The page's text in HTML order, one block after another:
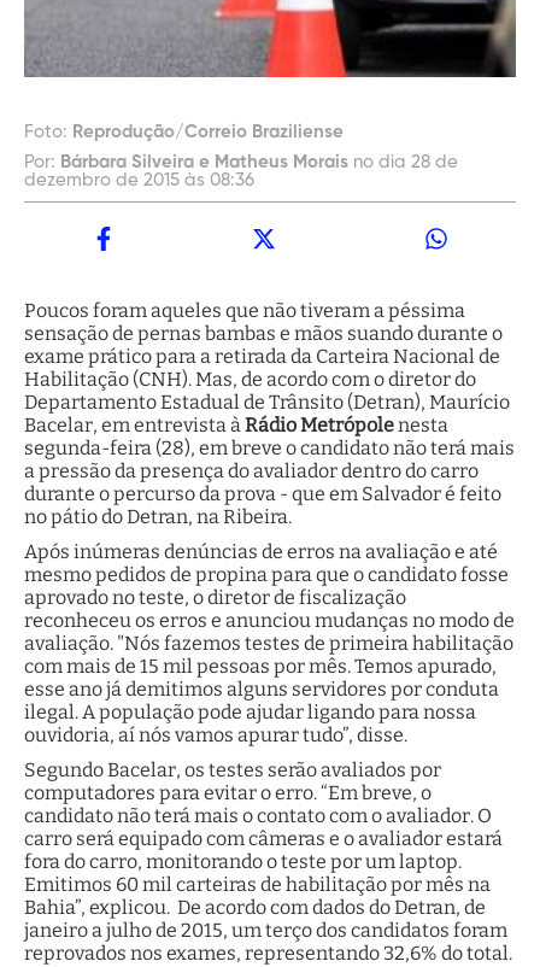
Foto: Reprodução/Correio Braziliense
Por: Bárbara Silveira e Matheus Morais no dia 28 de
dezembro de 2015 às 08:36
Poucos foram aqueles que não tiveram a péssima
sensação de pernas bambas e mãos suando durante o
exame prático para a retirada da Carteira Nacional de
Habilitação (CNH). Mas, de acordo com o diretor do
Departamento Estadual de Trânsito (Detran), Maurício
Bacelar, em entrevista àRádio Metrópolenesta
segunda-feira (28), em breve o candidato não terá mais
a pressão da presença do avaliador dentro do carro
durante o percurso da prova - que em Salvador é feito
no pátio do Detran, na Ribeira.
Após inúmeras denúncias de erros na avaliação e até
mesmo pedidos de propina para que o candidato fosse
aprovado no teste, o diretor de fiscalização
reconheceu os erros e anunciou mudanças no modo de
avaliação. "Nós fazemos testes de primeira habilitação
com mais de 15 mil pessoas por mês. Temos apurado,
esse ano já demitimos alguns servidores por conduta
ilegal. A população pode ajudar ligando para nossa
ouvidoria, aí nós vamos apurar tudo”, disse.
Segundo Bacelar, os testes serão avaliados por
computadores para evitar o erro. “Em breve, o
candidato não terá mais o contato com o avaliador. O
carro será equipado com câmeras e o avaliador estará
fora do carro, monitorando o teste por um laptop.
Emitimos 60 mil carteiras de habilitação por mês na
Bahia”, explicou. De acordo com dados do Detran, de
janeiro a julho de 2015, um terço dos candidatos foram
reprovados nos exames, representando 32,6% do total.